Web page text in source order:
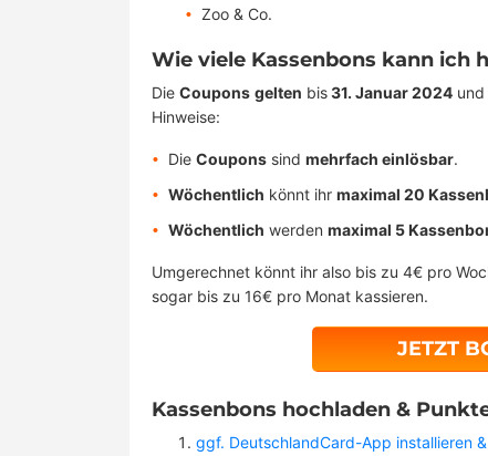
Zoo & Co.
Wie viele Kassenbons kann ich
Die Coupons gelten bis31. Januar 2024
Hinweise:
Die Coupons sind mehrfach einlösbar.
Wöchentlich könnt ihr maximal 20
Wöchentlich werden maximal 5
Umgerechnet könnt ihr also bis zu 4€ pro
sogar bis zu 16€ pro Monat kassieren.
JETZT
Kassenbons hochladen &
ggf. DeutschlandCard-App installieren